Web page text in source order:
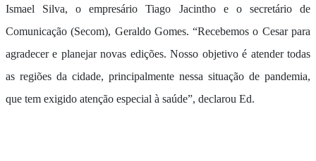
Ismael Silva, o empresário Tiago Jacintho e o secretário de
Comunicação (Secom), Geraldo Gomes. “Recebemos o Cesar para
agradecer e planejar novas edições. Nosso objetivo é atender todas
as regiões da cidade, principalmente nessa situação de pandemia,
que tem exigido atenção especial à saúde”, declarou Ed.